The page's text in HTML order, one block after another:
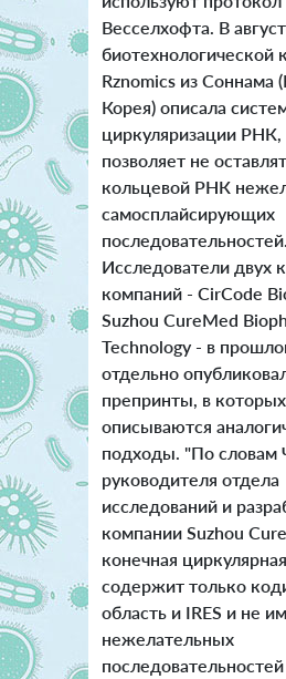
Весселхофта. В
биотехнологической
Rznomics из
Корея) описала
циркуляризации РНК,
позволяет не
кольцевой РНК
самосплайсирующих
последовательностей.
Исследователи двух
компаний - CirCode
Suzhou CureMed
Technology - в
отдельно
препринты, в которых
описываются
подходы. "По словам
руководителя отдела
исследований и
компании Suzhou
конечная
содержит только
область и IRES и не
нежелательных